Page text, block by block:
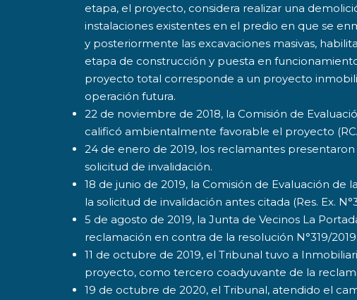
etapa, el proyecto, considera realizar una
instalaciones existentes en el predio en que se
y posteriormente las excavaciones masivas,
etapa de construcción y puesta en
proyecto total corresponde a un proyecto
operación futura.
22 de noviembre de 2018, la Comisión de
calificó ambientalmente favorable el proyecto
24 de enero de 2019, los reclamantes
solicitud de invalidación.
18 de junio de 2019, la Comisión de Evaluación
la solicitud de invalidación antes citada (Res. Ex.
5 de agosto de 2019, la Junta de Vecinos La
reclamación en contra de la resolución N°319/2019.
11 de octubre de 2019, el Tribunal tuvo a
proyecto, como tercero coadyuvante de la
19 de octubre de 2020, el Tribunal, atendido el